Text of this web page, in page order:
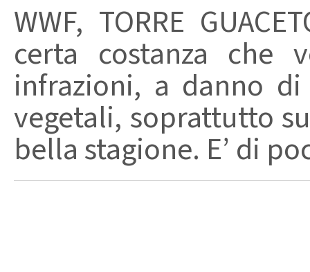
WWF, TORRE
certa costanza che
infrazioni, a danno
vegetali, soprattutto
bella stagione. E’ di